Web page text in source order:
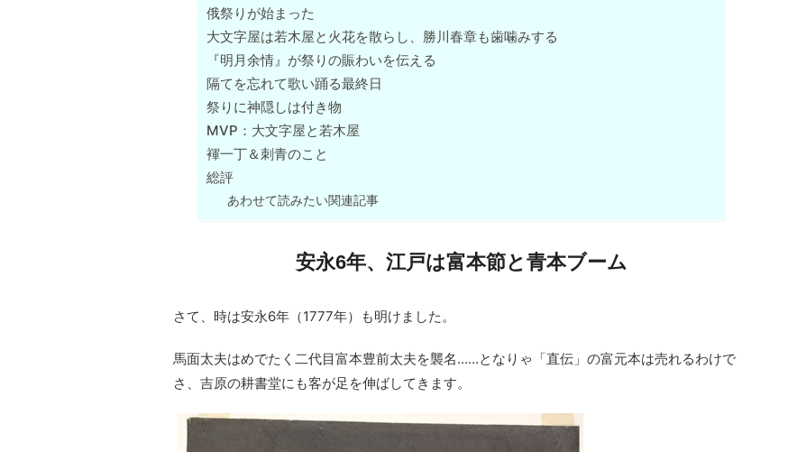
俄祭りが始まった
大文字屋は若木屋と火花を散らし、勝川春章も歯噛みする
『明月余情』が祭りの賑わいを伝える
隔てを忘れて歌い踊る最終日
祭りに神隠しは付き物
MVP：大文字屋と若木屋
褌一丁＆刺青のこと
総評
あわせて読みたい関連記事
安永6年、江戸は富本節と青本ブーム
さて、時は安永6年（1777年）も明けました。
馬面太夫はめでたく二代目富本豊前太夫を襲名……となりゃ「直伝」の富元本は売れるわけで
さ、吉原の耕書堂にも客が足を伸ばしてきます。